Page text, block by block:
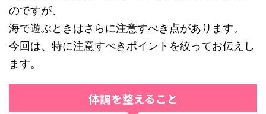
のですが、
海で遊ぶときはさらに注意すべき点があります。
今回は、特に注意すべきポイントを絞ってお伝えし
ます。
体調を整えること